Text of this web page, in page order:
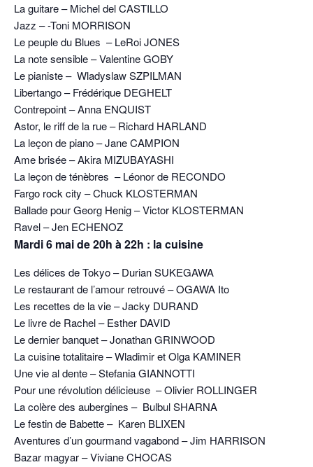
La guitare – Michel del CASTILLO
Jazz – -Toni MORRISON
Le peuple du Blues – LeRoi JONES
La note sensible – Valentine GOBY
Le pianiste – Wladyslaw SZPILMAN
Libertango – Frédérique DEGHELT
Contrepoint – Anna ENQUIST
Astor, le riff de la rue – Richard HARLAND
La leçon de piano – Jane CAMPION
Ame brisée – Akira MIZUBAYASHI
La leçon de ténèbres – Léonor de RECONDO
Fargo rock city – Chuck KLOSTERMAN
Ballade pour Georg Henig – Victor KLOSTERMAN
Ravel – Jen ECHENOZ
Mardi 6 mai de 20h à 22h : la cuisine
Les délices de Tokyo – Durian SUKEGAWA
Le restaurant de l’amour retrouvé – OGAWA Ito
Les recettes de la vie – Jacky DURAND
Le livre de Rachel – Esther DAVID
Le dernier banquet – Jonathan GRINWOOD
La cuisine totalitaire – Wladimir et Olga KAMINER
Une vie al dente – Stefania GIANNOTTI
Pour une révolution délicieuse – Olivier ROLLINGER
La colère des aubergines – Bulbul SHARNA
Le festin de Babette – Karen BLIXEN
Aventures d’un gourmand vagabond – Jim HARRISON
Bazar magyar – Viviane CHOCAS